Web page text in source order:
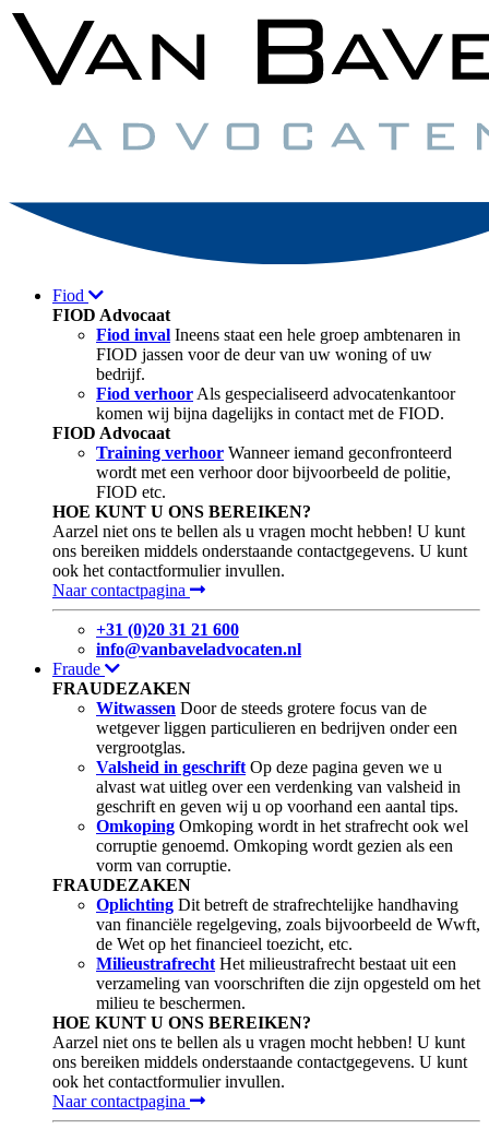
Fiod
FIOD Advocaat
Fiod inval Ineens staat een hele groep ambtenaren in
FIOD jassen voor de deur van uw woning of uw
bedrijf.
Fiod verhoor Als gespecialiseerd advocatenkantoor
komen wij bijna dagelijks in contact met de FIOD.
FIOD Advocaat
Training verhoor Wanneer iemand geconfronteerd
wordt met een verhoor door bijvoorbeeld de politie,
FIOD etc.
HOE KUNT U ONS BEREIKEN?
Aarzel niet ons te bellen als u vragen mocht hebben! U kunt
ons bereiken middels onderstaande contactgegevens. U kunt
ook het contactformulier invullen.
Naar contactpagina
+31 (0)20 31 21 600
info@vanbaveladvocaten.nl
Fraude
FRAUDEZAKEN
Witwassen Door de steeds grotere focus van de
wetgever liggen particulieren en bedrijven onder een
vergrootglas.
Valsheid in geschrift Op deze pagina geven we u
alvast wat uitleg over een verdenking van valsheid in
geschrift en geven wij u op voorhand een aantal tips.
Omkoping Omkoping wordt in het strafrecht ook wel
corruptie genoemd. Omkoping wordt gezien als een
vorm van corruptie.
FRAUDEZAKEN
Oplichting Dit betreft de strafrechtelijke handhaving
van financiële regelgeving, zoals bijvoorbeeld de Wwft,
de Wet op het financieel toezicht, etc.
Milieustrafrecht Het milieustrafrecht bestaat uit een
verzameling van voorschriften die zijn opgesteld om het
milieu te beschermen.
HOE KUNT U ONS BEREIKEN?
Aarzel niet ons te bellen als u vragen mocht hebben! U kunt
ons bereiken middels onderstaande contactgegevens. U kunt
ook het contactformulier invullen.
Naar contactpagina